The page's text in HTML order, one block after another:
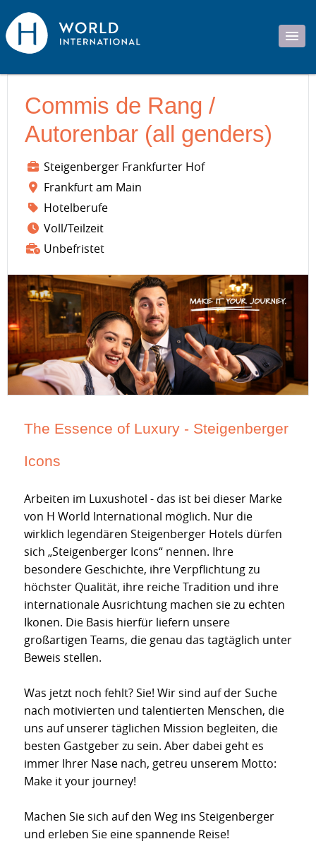
Commis de Rang /
Autorenbar (all genders)
Steigenberger Frankfurter Hof
Frankfurt am Main
Hotelberufe
Voll/Teilzeit
Unbefristet
The Essence of Luxury - Steigenberger
Icons
Arbeiten im Luxushotel - das ist bei dieser Marke
von H World International möglich. Nur die
wirklich legendären Steigenberger Hotels dürfen
sich „Steigenberger Icons“ nennen. Ihre
besondere Geschichte, ihre Verpflichtung zu
höchster Qualität, ihre reiche Tradition und ihre
internationale Ausrichtung machen sie zu echten
Ikonen. Die Basis hierfür liefern unsere
großartigen Teams, die genau das tagtäglich unter
Beweis stellen.
Was jetzt noch fehlt? Sie! Wir sind auf der Suche
nach motivierten und talentierten Menschen, die
uns auf unserer täglichen Mission begleiten, die
besten Gastgeber zu sein. Aber dabei geht es
immer Ihrer Nase nach, getreu unserem Motto:
Make it your journey!
Machen Sie sich auf den Weg ins Steigenberger
und erleben Sie eine spannende Reise!